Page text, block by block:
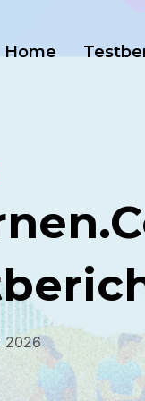
Home
2026